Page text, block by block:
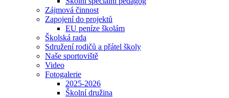
Zájmová činnost
Zapojení do projektů
EU peníze školám
Školská rada
Sdružení rodičů a přátel školy
Naše sportoviště
Video
Fotogalerie
2025-2026
Školní družina